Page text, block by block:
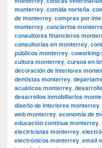
monterrey, comida norteña,
de monterrey, compras por
monterrey, conciertos
consultores financieros
consultorías en monterrey,
públicos monterrey, coworking
cultura monterrey, cursos en
decoración de interiores
dentistas monterrey,
acuáticos monterrey,
desarrollos inmobiliarios
diseño de interiores monterrey,
web monterrey, economía de
educación continua monterrey,
electricistas monterrey,
electrónicos monterrey, email